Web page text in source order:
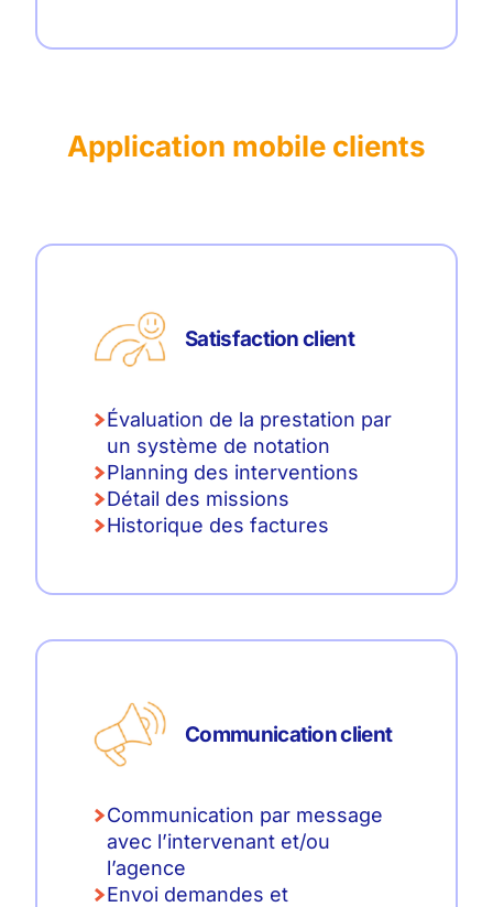
Application mobile clients
Satisfaction client
Évaluation de la prestation par
un système de notation
Planning des interventions
Détail des missions
Historique des factures
Communication client
Communication par message
avec l’intervenant et/ou
l’agence
Envoi demandes et